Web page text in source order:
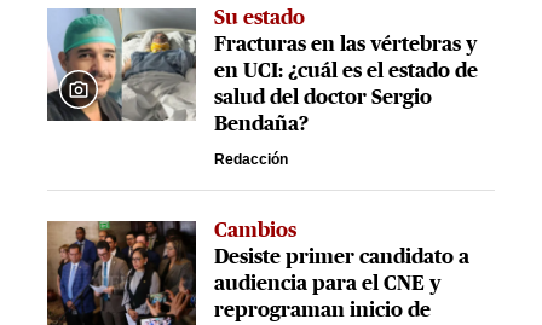
Su estado
Fracturas en las vértebras y
en UCI: ¿cuál es el estado de
salud del doctor Sergio
Bendaña?
Redacción
Cambios
Desiste primer candidato a
audiencia para el CNE y
reprograman inicio de